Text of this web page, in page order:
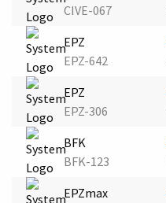
CIVE-067
EPZ
EPZ-642
EPZ
EPZ-306
BFK
BFK-123
EPZmax